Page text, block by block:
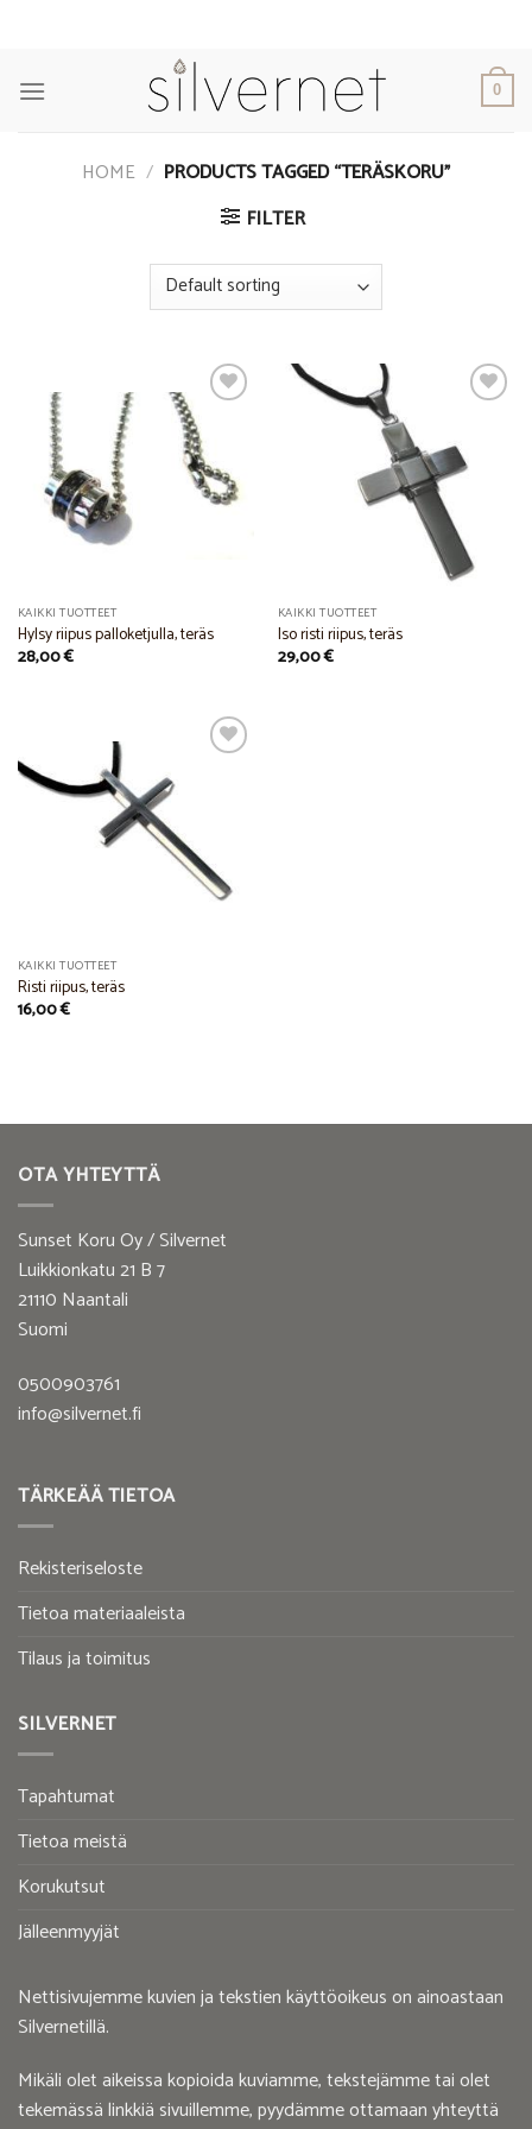
0
HOME / PRODUCTS TAGGED “TERÄSKORU”
FILTER
Add to
Wishlist
KAIKKI TUOTTEET
Hylsy riipus palloketjulla, teräs
28,00€
Add to
Wishlist
KAIKKI TUOTTEET
Iso risti riipus, teräs
29,00€
KAIKKI TUOTTEET
Risti riipus, teräs
16,00€
OTA YHTEYTTÄ
Sunset Koru Oy / Silvernet
Luikkionkatu 21 B 7
21110 Naantali
Suomi
0500903761
info@silvernet.fi
TÄRKEÄÄ TIETOA
Rekisteriseloste
Tietoa materiaaleista
Tilaus ja toimitus
SILVERNET
Tapahtumat
Tietoa meistä
Korukutsut
Jälleenmyyjät
Nettisivujemme kuvien ja tekstien käyttöoikeus on ainoastaan
Silvernetillä.
Mikäli olet aikeissa kopioida kuviamme, tekstejämme tai olet
tekemässä linkkiä sivuillemme, pyydämme ottamaan yhteyttä